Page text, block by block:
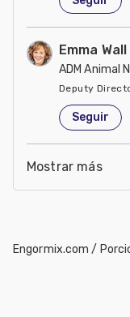
Emma Wall
ADM Animal
Deputy
Estados
Seguir
Mostrar más
Engormix.com /